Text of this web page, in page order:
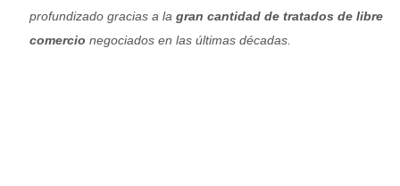
profundizado gracias a la gran cantidad de tratados de libre
comercio negociados en las últimas décadas.